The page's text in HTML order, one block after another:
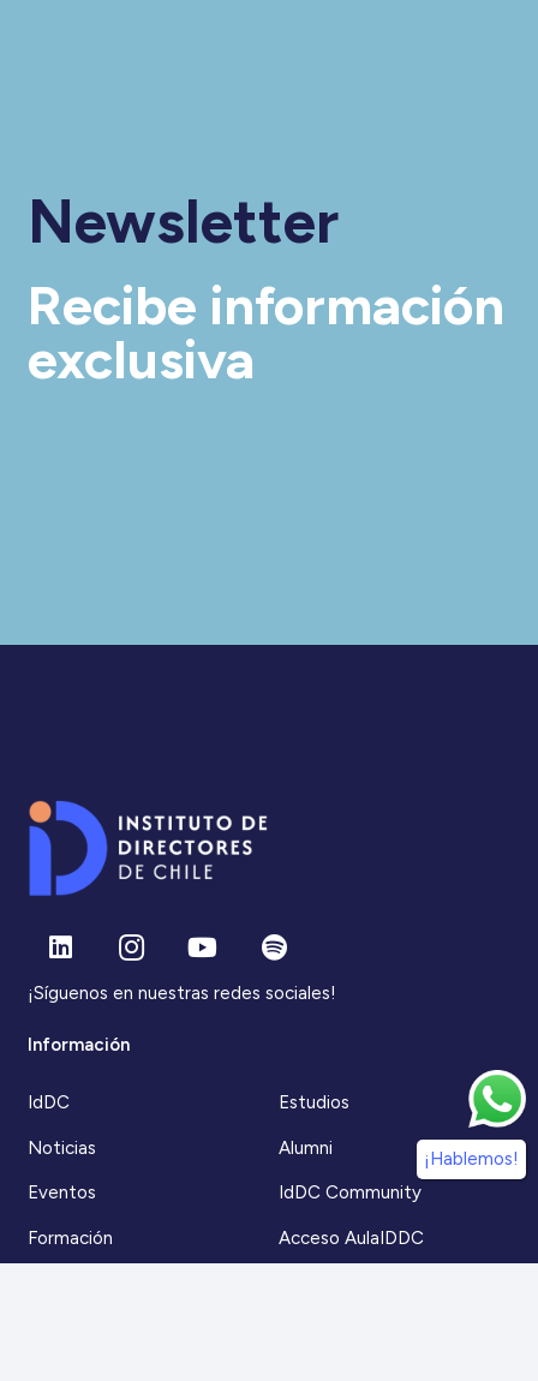
Newsletter
Recibe información
exclusiva
¡Síguenos en nuestras redes sociales!
Información
IdDC
Noticias
Eventos
Formación
Estudios
Alumni
IdDC Community
Acceso AulaIDDC
¡Hablemos!